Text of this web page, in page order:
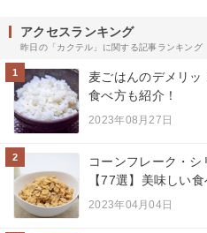
アクセスランキング
昨日の「カクテル」に関する記事ランキング
1
麦ごはんのデメリ
食べ方も紹介！
2023年08月27日
2
コーンフレーク・
【77選】美味しい
2023年04月04日